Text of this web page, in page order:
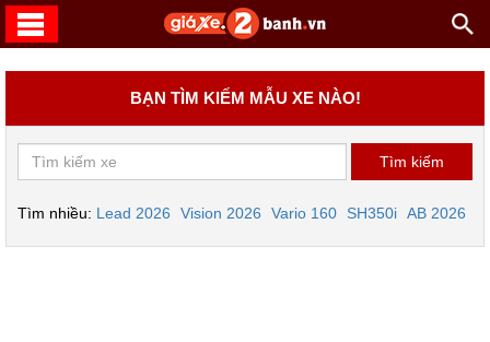
BẠN TÌM KIẾM MẪU XE NÀO!
Tìm nhiều: Lead 2026 Vision 2026 Vario 160 SH350i AB 2026